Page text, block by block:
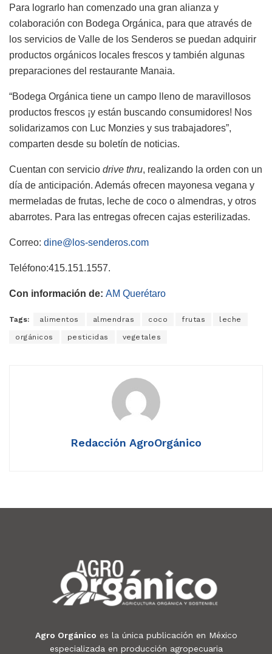
Para lograrlo han comenzado una gran alianza y
colaboración con Bodega Orgánica, para que através de
los servicios de Valle de los Senderos se puedan adquirir
productos orgánicos locales frescos y también algunas
preparaciones del restaurante Manaia.
“Bodega Orgánica tiene un campo lleno de maravillosos
productos frescos ¡y están buscando consumidores! Nos
solidarizamos con Luc Monzies y sus trabajadores”,
comparten desde su boletín de noticias.
Cuentan con servicio drive thru, realizando la orden con un
día de anticipación. Además ofrecen mayonesa vegana y
mermeladas de frutas, leche de coco o almendras, y otros
abarrotes. Para las entregas ofrecen cajas esterilizadas.
Correo: dine@los-senderos.com
Teléfono:415.151.1557.
Con información de: AM Querétaro
Tags: alimentos almendras coco frutas leche
orgánicos pesticidas vegetales
Redacción AgroOrgánico
Agro Orgánico es la única publicación en México
especializada en producción agropecuaria